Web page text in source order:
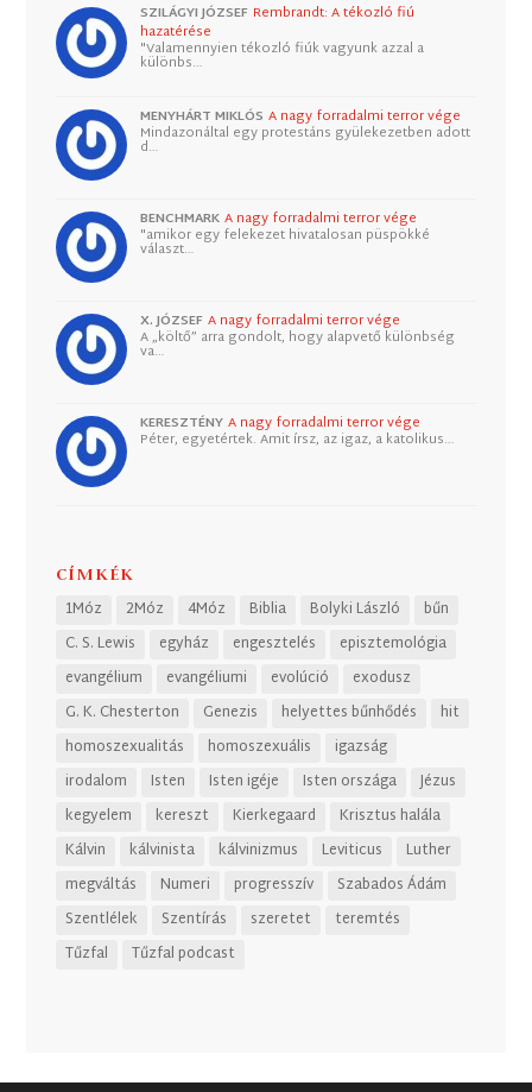
SZILÁGYI JÓZSEF Rembrandt: A tékozló fiú
hazatérése
"Valamennyien tékozló fiúk vagyunk azzal a
különbs…
MENYHÁRT MIKLÓS A nagy forradalmi terror vége
Mindazonáltal egy protestáns gyülekezetben adott
d…
BENCHMARK A nagy forradalmi terror vége
"amikor egy felekezet hivatalosan püspökké
választ…
X. JÓZSEF A nagy forradalmi terror vége
A „költő” arra gondolt, hogy alapvető különbség
va…
KERESZTÉNY A nagy forradalmi terror vége
Péter, egyetértek. Amit írsz, az igaz, a katolikus…
CÍMKÉK
1Móz 2Móz 4Móz Biblia Bolyki László
bűn
C. S. Lewis
egyház engesztelés
episztemológia
evangélium
evangéliumi evolúció
exodusz
G. K. Chesterton
Genezis helyettes bűnhődés
hit
homoszexualitás
homoszexuális
igazság
irodalom
Isten Isten igéje Isten országa
Jézus
kegyelem
kereszt Kierkegaard
Krisztus halála
Kálvin
kálvinista kálvinizmus Leviticus
Luther
megváltás
Numeri progresszív
Szabados Ádám
Szentlélek
Szentírás szeretet
teremtés
Tűzfal
Tűzfal podcast